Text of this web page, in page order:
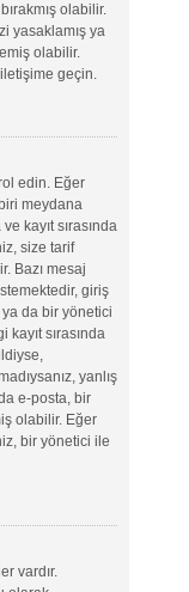
olabilir.
yasaklamış ya
olabilir.
geçin.
edin. Eğer
meydana
kayıt sırasında
size tarif
Bazı mesaj
giriş
da bir yönetici
kayıt sırasında
yanlış
e-posta, bir
olabilir. Eğer
bir yönetici ile
vardır.